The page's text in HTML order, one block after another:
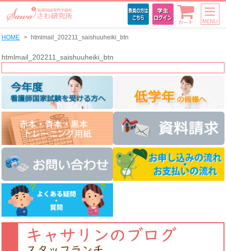
カート MENU
HOME htmlmail_202211_saishuuheiki_btn
htmlmail_202211_saishuuheiki_btn